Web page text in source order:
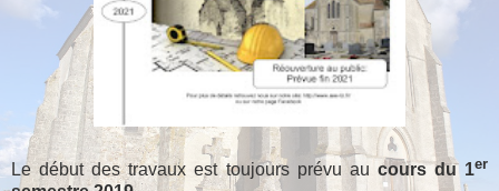
Le début des travaux est toujours prévu au cours du 1er